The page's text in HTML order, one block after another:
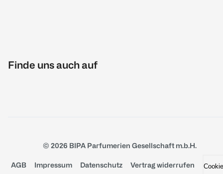
Finde uns auch auf
© 2026 BIPA Parfumerien Gesellschaft m.b.H.
AGB Impressum Datenschutz Vertrag widerrufen